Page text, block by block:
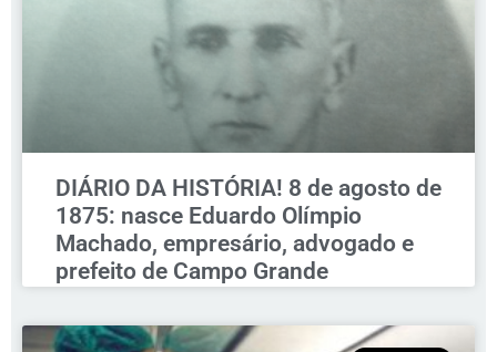
DIÁRIO DA HISTÓRIA! 8 de agosto de
1875: nasce Eduardo Olímpio
Machado, empresário, advogado e
prefeito de Campo Grande